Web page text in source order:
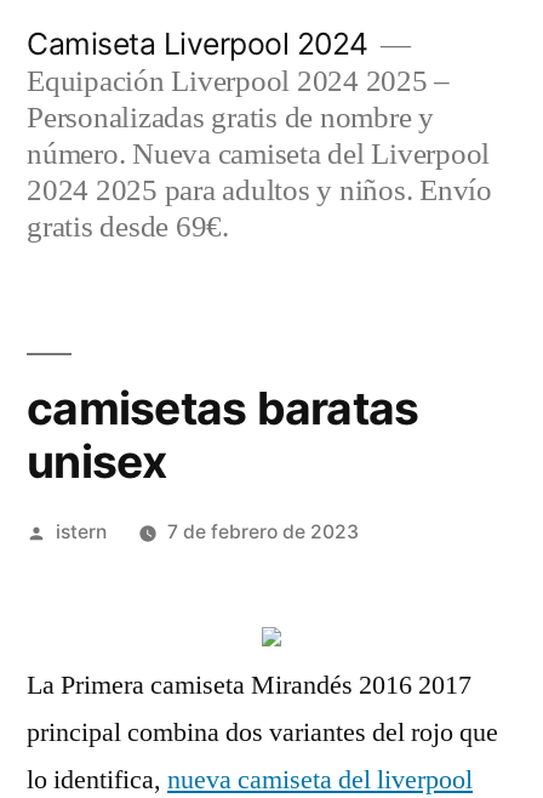
contenido
Camiseta Liverpool 2024
Equipación Liverpool 2024 2025 –
Personalizadas gratis de nombre y
número. Nueva camiseta del Liverpool
2024 2025 para adultos y niños. Envío
gratis desde 69€.
camisetas baratas
unisex
Publicado
istern 7 de febrero de 2023
La Primera camiseta Mirandés 2016 2017
principal combina dos variantes del rojo que
lo identifica, nueva camiseta del liverpool